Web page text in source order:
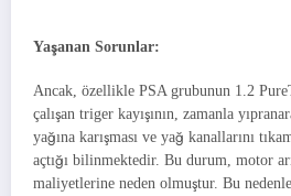
Yaşanan Sorunlar:
Ancak, özellikle PSA grubunun 1.2
çalışan triger kayışının, zamanla
yağına karışması ve yağ kanallarını
açtığı bilinmektedir. Bu durum, motor
maliyetlerine neden olmuştur. Bu